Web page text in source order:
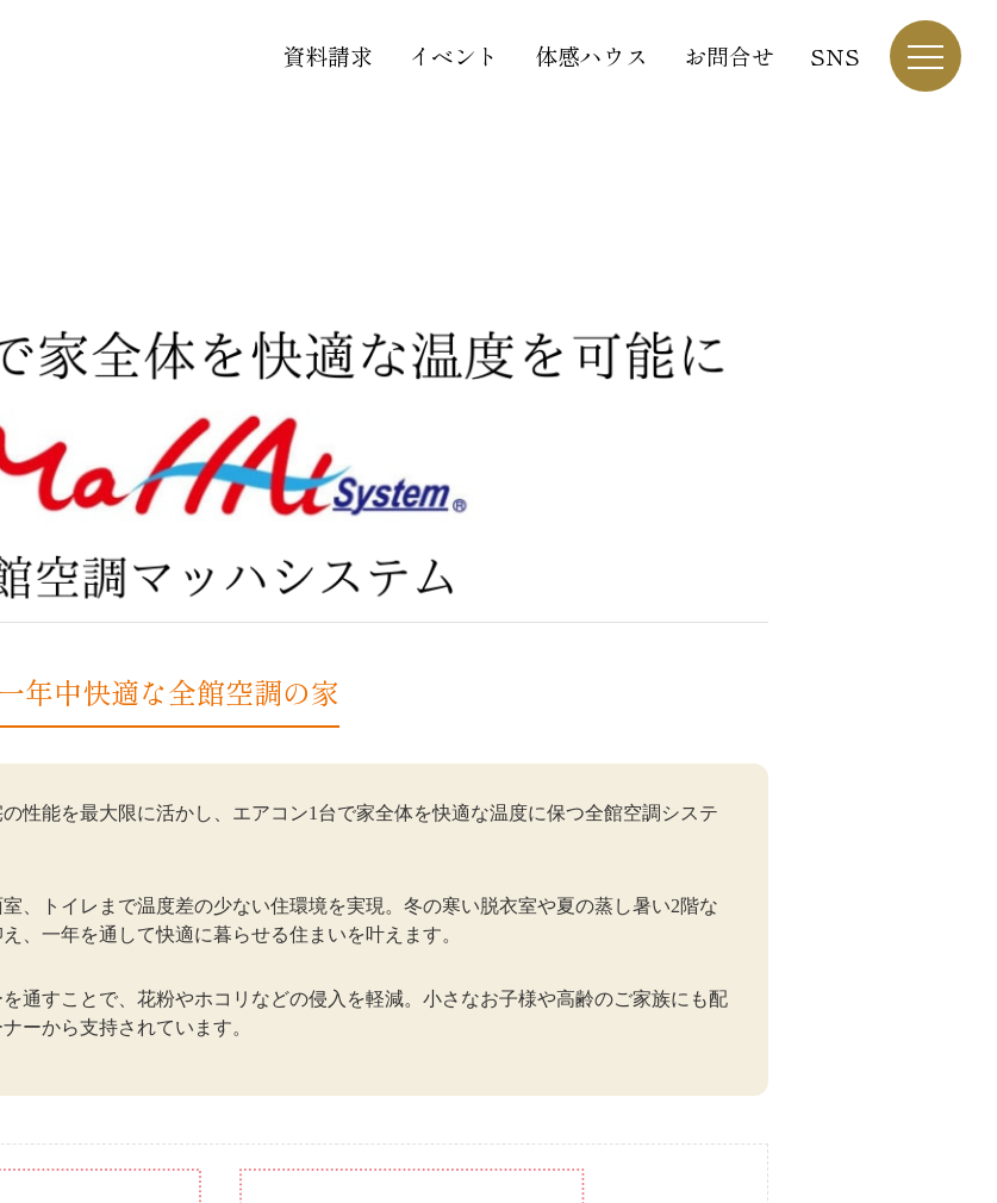
資料請求 イベント 体感ハウス お問合せ SNS
年中快適な全館空調の家
性能を最大限に活かし、エアコン1台で家全体を快適な温度に保つ全館空調システ
、トイレまで温度差の少ない住環境を実現。冬の寒い脱衣室や夏の蒸し暑い2階な
、一年を通して快適に暮らせる住まいを叶えます。
通すことで、花粉やホコリなどの侵入を軽減。小さなお子様や高齢のご家族にも配
ーから支持されています。